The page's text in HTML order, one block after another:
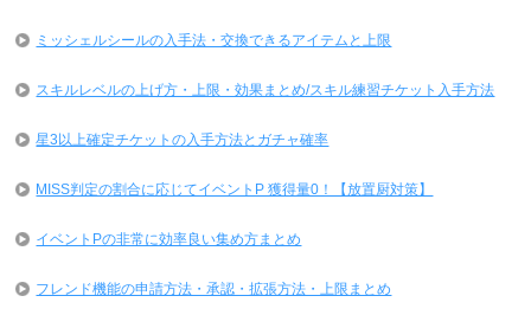
ミッシェルシールの入手法・交換できるアイテムと上限
スキルレベルの上げ方・上限・効果まとめ/スキル練習チケット入手方法
星3以上確定チケットの入手方法とガチャ確率
MISS判定の割合に応じてイベントP 獲得量0！【放置厨対策】
イベントPの非常に効率良い集め方まとめ
フレンド機能の申請方法・承認・拡張方法・上限まとめ